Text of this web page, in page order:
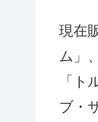
現在
ム」
「
ブ・